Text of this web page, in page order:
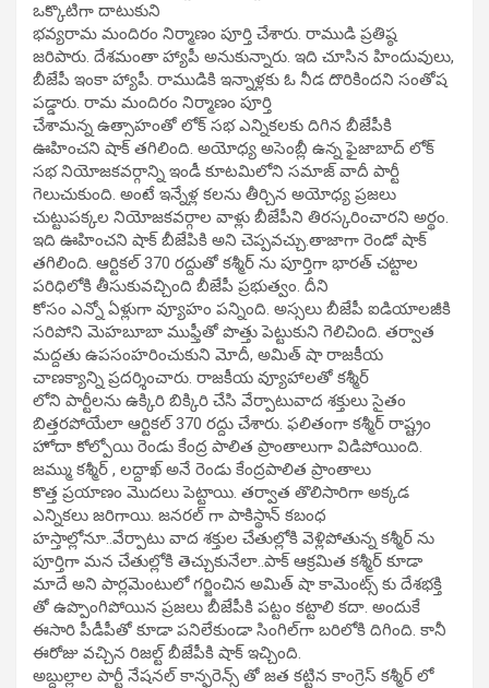
ఒక్కొటిగా దాటుకుని
భవ్యరామ మందిరం నిర్మాణం పూర్తి చేశారు. రాముడి ప్రతిష్ఠ
జరిపారు. దేశమంతా హ్యాపీ అనుకున్నారు. ఇది చూసిన హిందువులు,
బీజేపీ ఇంకా హ్యాపీ. రాముడికి ఇన్నాళ్లకు ఓ నీడ దొరికిందని సంతోష
పడ్డారు. రామ మందిరం నిర్మాణం పూర్తి
చేశామన్న ఉత్సాహంతో లోక్ సభ ఎన్నికలకు దిగిన బీజేపీకి
ఊహించని షాక్ తగిలింది. అయోధ్య అసెంబ్లీ ఉన్న ఫైజాబాద్ లోక్
సభ నియోజకవర్గాన్ని ఇండీ కూటమిలోని సమాజ్ వాదీ పార్టీ
గెలుచుకుంది. అంటే ఇన్నేళ్ల కలను తీర్చిన అయోధ్య ప్రజలు
చుట్టుపక్కల నియోజకవర్గాల వాళ్లు బీజేపీని తిరస్కరించారని అర్థం.
ఇది ఊహించని షాక్ బీజేపికి అని చెప్పవచ్చు.తాజాగా రెండో షాక్
తగిలింది. ఆర్టికల్ 370 రద్దుతో కశ్మీర్ ను పూర్తిగా భారత్ చట్టాల
పరిధిలోకి తీసుకువచ్చింది బీజేపీ ప్రభుత్వం. దీని
కోసం ఎన్నో ఏళ్లుగా వ్యూహం పన్నింది. అస్సలు బీజేపీ ఐడియాలజీకి
సరిపోని మెహబూబా ముఫ్తీతో పొత్తు పెట్టుకుని గెలిచింది. తర్వాత
మద్దతు ఉపసంహరించుకుని మోదీ, అమిత్ షా రాజకీయ
చాణక్యాన్ని ప్రదర్శించారు. రాజకీయ వ్యూహాలతో కశ్మీర్
లోని పార్టీలను ఉక్కిరి బిక్కిరి చేసి వేర్పాటువాద శక్తులు సైతం
బిత్తరపోయేలా ఆర్టికల్ 370 రద్దు చేశారు. ఫలితంగా కశ్మీర్ రాష్ట్రం
హోదా కోల్పోయి రెండు కేంద్ర పాలిత ప్రాంతాలుగా విడిపోయింది.
జమ్ము కశ్మీర్ , లద్దాఖ్ అనే రెండు కేంద్రపాలిత ప్రాంతాలు
కొత్త ప్రయాణం మొదలు పెట్టాయి. తర్వాత తొలిసారిగా అక్కడ
ఎన్నికలు జరిగాయి. జనరల్ గా పాకిస్థాన్ కబంధ
హస్తాల్లోనూ..వేర్పాటు వాద శక్తుల చేతుల్లోకి వెళ్లిపోతున్న కశ్మీర్ ను
పూర్తిగా మన చేతుల్లోకి తెచ్చుకునేలా..పాక్ ఆక్రమిత కశ్మీర్ కూడా
మాదే అని పార్లమెంటులో గర్జించిన అమిత్ షా కామెంట్స్ కు దేశభక్తి
తో ఉప్పొంగిపోయిన ప్రజలు బీజేపీకి పట్టం కట్టాలి కదా. అందుకే
ఈసారి పీడీపీతో కూడా పనిలేకుండా సింగిల్‌గా బరిలోకి దిగింది. కానీ
ఈరోజు వచ్చిన రిజల్ట్ బీజేపీకి షాక్ ఇచ్చింది.
అబ్దుల్లాల పార్టీ నేషనల్ కాన్ఫరెన్స్ తో జత కట్టిన కాంగ్రెస్ కశ్మీర్ లో